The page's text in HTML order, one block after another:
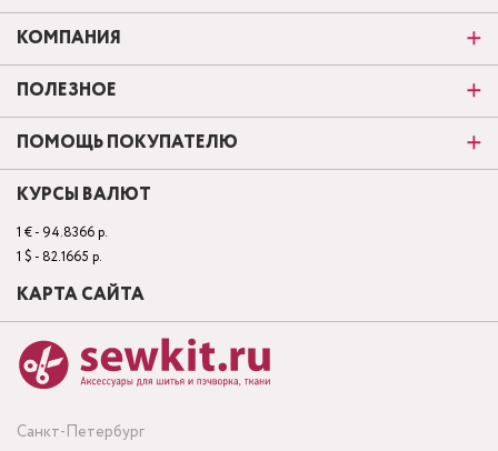
Санкт-Петербург
КОМПАНИЯ
ПОЛЕЗНОЕ
ПОМОЩЬ ПОКУПАТЕЛЮ
КУРСЫ ВАЛЮТ
1 € - 94.8366 р.
1 $ - 82.1665 р.
КАРТА САЙТА